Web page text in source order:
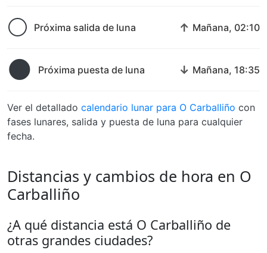
🌕 Próxima salida de luna ↑ Mañana, 02:10
🌑 Próxima puesta de luna ↓ Mañana, 18:35
Ver el detallado calendario lunar para O Carballiño con
fases lunares, salida y puesta de luna para cualquier
fecha.
Distancias y cambios de hora en O
Carballiño
¿A qué distancia está O Carballiño de
otras grandes ciudades?